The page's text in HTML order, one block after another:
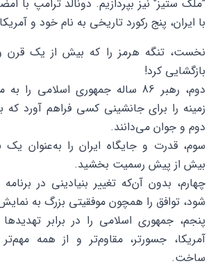
"ملک ستیز" نیز بپردازیم. دونالد ترامپ با
با ایران، پنج رکورد تاریخی به نام خود و
نخست، تنگه هرمز را که بیش از یک قرن و
بازگشایی کرد!
دوم، رهبر 86 ساله جمهوری اسلامی
زمینه را برای جانشینی کسی فراهم آورد که
دوم و جوان می‌دانند.
سوم، قدرت و جایگاه ایران را به‌عنوان یک
بیش از پیش رسمیت بخشید.
چهارم، بدون آن‌که تغییر بنیادینی در
شود، توافق را همچون موفقیتی بزرگ به
پنجم، جمهوری اسلامی را در برابر
آمریکا، جسورتر، مقاوم‌تر و از همه مهم‌تر
ساخت.